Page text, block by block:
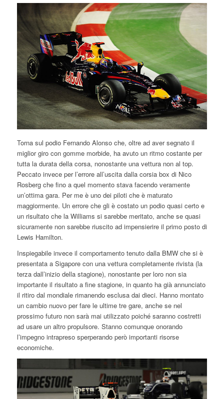
Torna sul podio Fernando Alonso che, oltre ad aver segnato il
miglior giro con gomme morbide, ha avuto un ritmo costante per
tutta la durata della corsa, nonostante una vettura non al top.
Peccato invece per l’errore all’uscita dalla corsia box di Nico
Rosberg che fino a quel momento stava facendo veramente
un’ottima gara. Per me è uno dei piloti che è maturato
maggiormente. Un errore che gli è costato un podio quasi certo e
un risultato che la Williams si sarebbe meritato, anche se quasi
sicuramente non sarebbe riuscito ad impensierire il primo posto di
Lewis Hamilton.
Inspiegabile invece il comportamento tenuto dalla BMW che si è
presentata a Sigapore con una vettura completamente rivista (la
terza dall’inizio della stagione), nonostante per loro non sia
importante il risultato a fine stagione, in quanto ha già annunciato
il ritiro dal mondiale rimanendo esclusa dai dieci. Hanno montato
un cambio nuovo per fare le ultime tre gare, anche se nel
prossimo futuro non sarà mai utilizzato poiché saranno costretti
ad usare un altro propulsore. Stanno comunque onorando
l’impegno intrapreso sperperando però importanti risorse
economiche.